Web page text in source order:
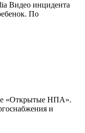
Видео инцидента
По
«Открытые НПА».
и